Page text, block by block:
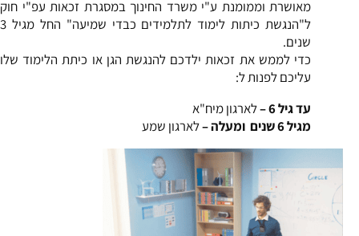
מאושרת וממומנת ע"י משרד החינוך במסגרת זכאות עפ"י חוק
ל"הנגשת כיתות לימוד לתלמידים כבדי שמיעה" החל מגיל 3
שנים.
כדי לממש את זכאות ילדכם להנגשת הגן או כיתת הלימוד שלו
עליכם לפנות ל:
עד גיל 6 –
לארגון מיח"א
מגיל 6 שנים ומעלה –
לארגון שמע